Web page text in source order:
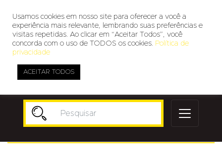
Usamos cookies em nosso site para oferecer a você a
experiência mais relevante, lembrando suas preferências e
visitas repetidas. Ao clicar em “Aceitar Todos”, você
concorda com o uso de TODOS os cookies. Política de
privacidade
ACEITAR TODOS